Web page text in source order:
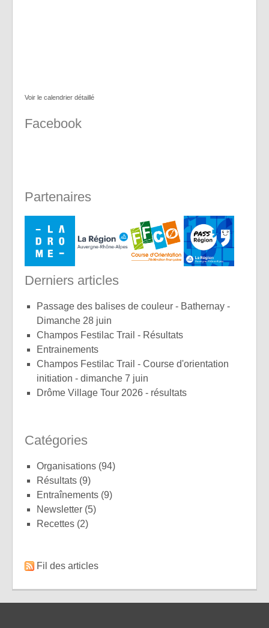
Voir le calendrier détaillé
Facebook
Partenaires
Derniers articles
Passage des balises de couleur - Bathernay -
Dimanche 28 juin
Champos Festilac Trail - Résultats
Entrainements
Champos Festilac Trail - Course d'orientation
initiation - dimanche 7 juin
Drôme Village Tour 2026 - résultats
Catégories
Organisations (94)
Résultats (9)
Entraînements (9)
Newsletter (5)
Recettes (2)
Fil des articles